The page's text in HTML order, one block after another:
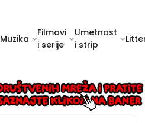
Muzika
Filmovi
i serije
Umetnost
i strip